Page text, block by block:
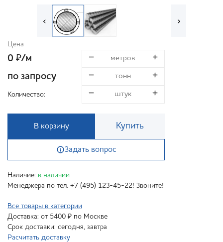
‹ ›
Цена
0 ₽/м
по запросу
Количество:
В корзину Купить
Задать вопрос
Наличие: в наличии
Менеджера по тел. +7 (495) 123-45-22! Звоните!
Все товары в категории
Доставка: от 5400 ₽ по Москве
Срок доставки: сегодня, завтра
Расчитать доставку